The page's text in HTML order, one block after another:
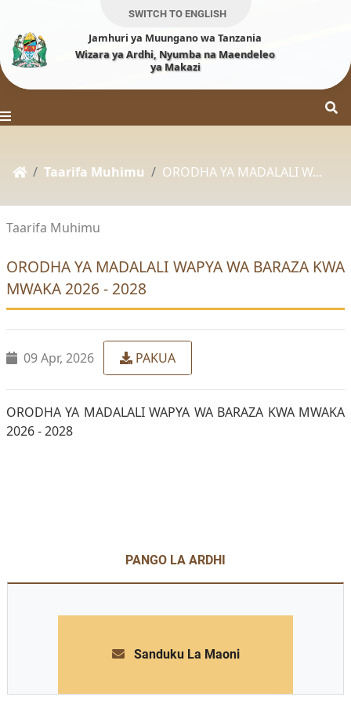
SWITCH TO ENGLISH
Jamhuri ya Muungano wa Tanzania
Wizara ya Ardhi, Nyumba na Maendeleo
ya Makazi
Taarifa Muhimu ORODHA YA MADALALI W...
Taarifa Muhimu
ORODHA YA MADALALI WAPYA WA BARAZA KWA
MWAKA 2026 - 2028
09 Apr, 2026 PAKUA
ORODHA YA MADALALI WAPYA WA BARAZA KWA MWAKA
2026 - 2028
PANGO LA ARDHI
Sanduku La Maoni